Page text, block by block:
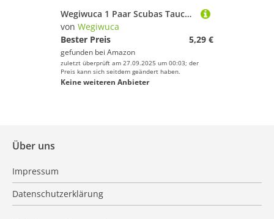
Wegiwuca 1 Paar Scubas Tauchflossenschnallen Schnellverschluss Schnallen Schwimmflossenzubehör Schnallen Clip Scubas Flossenriemen Schnallen Schnallen
von Wegiwuca
Bester Preis
5,29 €
gefunden bei Amazon
zuletzt überprüft am 27.09.2025 um 00:03; der
Preis kann sich seitdem geändert haben.
Keine weiteren Anbieter
Über uns
Impressum
Datenschutzerklärung